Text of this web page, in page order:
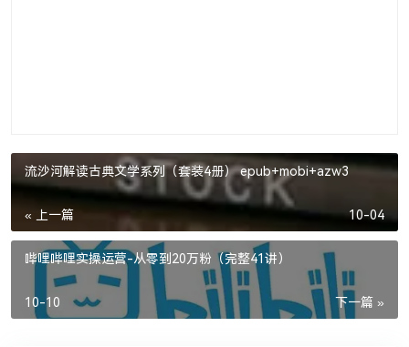
流沙河解读古典文学系列（套装4册） epub+mobi+azw3
« 上一篇 10-04
哔哩哔哩实操运营-从零到20万粉（完整41讲）
下一篇 »
10-10